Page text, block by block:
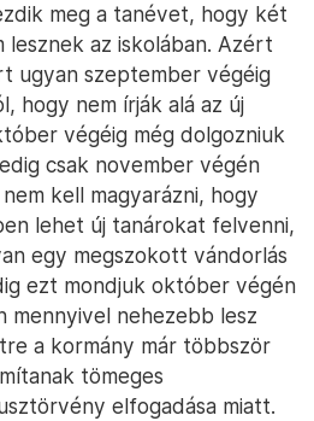
meg a tanévet, hogy két
lesznek az iskolában. Azért
ugyan szeptember végéig
hogy nem írják alá az új
végéig még dolgozniuk
csak november végén
kell magyarázni, hogy
lehet új tanárokat felvenni,
egy megszokott vándorlás
ezt mondjuk október végén
mennyivel nehezebb lesz
a kormány már többször
tömeges
elfogadása miatt.